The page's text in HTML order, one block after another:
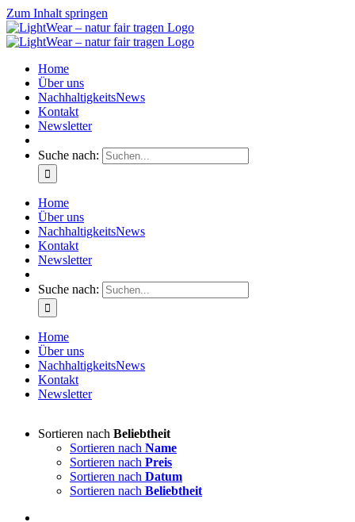
Zum Inhalt springen
Home
Über uns
NachhaltigkeitsNews
Kontakt
Newsletter
Suche nach:
Home
Über uns
NachhaltigkeitsNews
Kontakt
Newsletter
Suche nach:
Home
Über uns
NachhaltigkeitsNews
Kontakt
Newsletter
Sortieren nach Beliebtheit
Sortieren nach Name
Sortieren nach Preis
Sortieren nach Datum
Sortieren nach Beliebtheit